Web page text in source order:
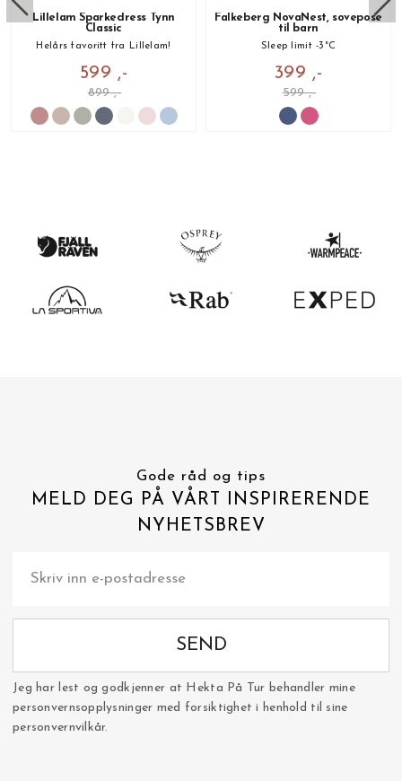
Lillelam Sparkedress Tynn
Classic
Helårs favoritt fra Lillelam!
599 ,-
899 ,-
Falkeberg NovaNest, sovepose
til barn
Sleep limit -3°C
399 ,-
599 ,-
Gode råd og tips
MELD DEG PÅ VÅRT INSPIRERENDE
NYHETSBREV
SEND
Jeg har lest og godkjenner at Hekta På Tur behandler mine
personvernsopplysninger med forsiktighet i henhold til sine
personvernvilkår.